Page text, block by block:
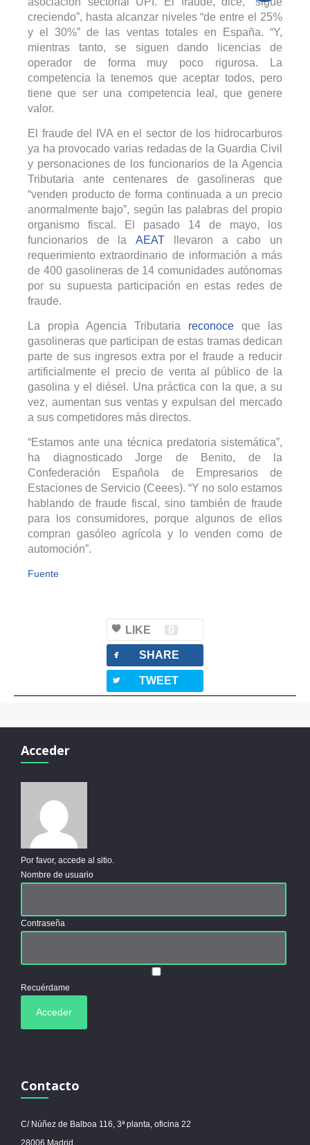
creciendo”, hasta alcanzar niveles “de entre el 25%
y el 30%” de las ventas totales en España. “Y,
mientras tanto, se siguen dando licencias de
operador de forma muy poco rigurosa. La
competencia la tenemos que aceptar todos, pero
tiene que ser una competencia leal, que genere
valor.
El fraude del IVA en el sector de los hidrocarburos
ya ha provocado varias redadas de la Guardia Civil
y personaciones de los funcionarios de la Agencia
Tributaria ante centenares de gasolineras que
“venden producto de forma continuada a un precio
anormalmente bajo”, según las palabras del propio
organismo fiscal. El pasado 14 de mayo, los
funcionarios de laAEAT llevaron a cabo un
requerimiento extraordinario de información a más
de 400 gasolineras de 14 comunidades autónomas
por su supuesta participación en estas redes de
fraude.
La propia Agencia Tributaria reconoce que las
gasolineras que participan de estas tramas dedican
parte de sus ingresos extra por el fraude a reducir
artificialmente el precio de venta al público de la
gasolina y el diésel. Una práctica con la que, a su
vez, aumentan sus ventas y expulsan del mercado
a sus competidores más directos.
“Estamos ante una técnica predatoria sistemática”,
ha diagnosticado Jorge de Benito, de la
Confederación Española de Empresarios de
Estaciones de Servicio (Ceees). “Y no solo estamos
hablando de fraude fiscal, sino también de fraude
para los consumidores, porque algunos de ellos
compran gasóleo agrícola y lo venden como de
automoción”.
Fuente
LIKE 0
facebook SHARE
twitterbird TWEET
Acceder
Por favor, accede al sitio.
Nombre de usuario
Contraseña
Recuérdame
Contacto
C/ Núñez de Balboa 116, 3ª planta, oficina 22